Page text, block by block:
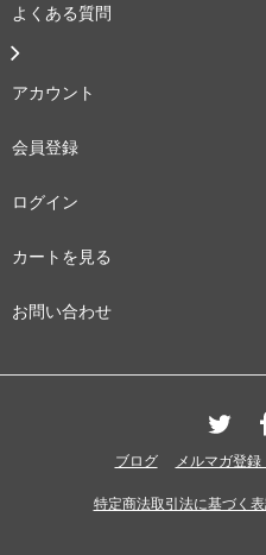
よくある質問
アカウント
会員登録
ログイン
カートを見る
お問い合わせ
ブログ メルマガ登録
特定商法取引法に基づく